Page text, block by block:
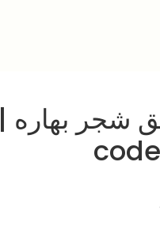
شجر بهاره |